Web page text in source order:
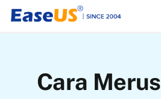
Cara